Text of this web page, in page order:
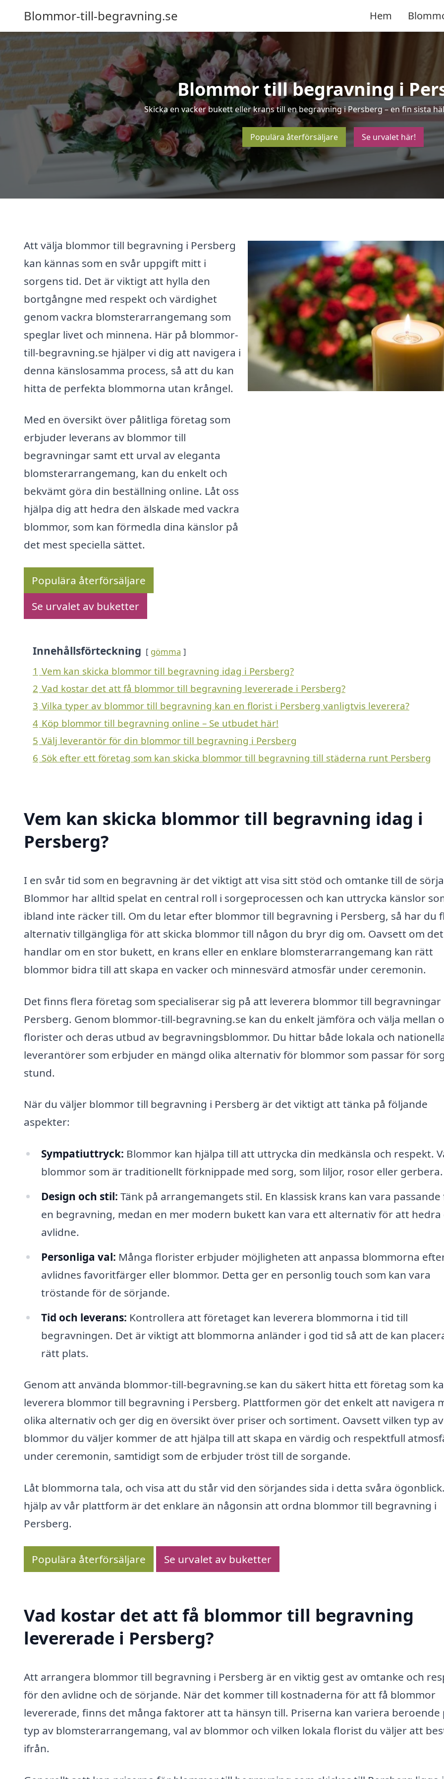
Blommor-till-begravning.se Hem
Blommor till begravning i
Skicka en vacker bukett eller krans till en begravning i Persberg – en fin sista
Populära återförsäljare Se urvalet här!
Att välja blommor till begravning i Persberg
kan kännas som en svår uppgift mitt i
sorgens tid. Det är viktigt att hylla den
bortgångne med respekt och värdighet
genom vackra blomsterarrangemang som
speglar livet och minnena. Här på blommor-
till-begravning.se hjälper vi dig att navigera i
denna känslosamma process, så att du kan
hitta de perfekta blommorna utan krångel.
Med en översikt över pålitliga företag som
erbjuder leverans av blommor till
begravningar samt ett urval av eleganta
blomsterarrangemang, kan du enkelt och
bekvämt göra din beställning online. Låt oss
hjälpa dig att hedra den älskade med vackra
blommor, som kan förmedla dina känslor på
det mest speciella sättet.
Populära återförsäljare
Se urvalet av buketter
Innehållsförteckning gömma
1 Vem kan skicka blommor till begravning idag i Persberg?
2 Vad kostar det att få blommor till begravning levererade i Persberg?
3 Vilka typer av blommor till begravning kan en florist i Persberg vanligtvis leverera?
4 Köp blommor till begravning online – Se utbudet här!
5 Välj leverantör för din blommor till begravning i Persberg
6 Sök efter ett företag som kan skicka blommor till begravning till städerna runt Persberg
Vem kan skicka blommor till begravning idag i
Persberg?
I en svår tid som en begravning är det viktigt att visa sitt stöd och omtanke till de
Blommor har alltid spelat en central roll i sorgeprocessen och kan uttrycka känslor
ibland inte räcker till. Om du letar efter blommor till begravning i Persberg, så har du
alternativ tillgängliga för att skicka blommor till någon du bryr dig om. Oavsett om det
handlar om en stor bukett, en krans eller en enklare blomsterarrangemang kan rätt
blommor bidra till att skapa en vacker och minnesvärd atmosfär under ceremonin.
Det finns flera företag som specialiserar sig på att leverera blommor till begravningar
Persberg. Genom blommor-till-begravning.se kan du enkelt jämföra och välja mellan
florister och deras utbud av begravningsblommor. Du hittar både lokala och
leverantörer som erbjuder en mängd olika alternativ för blommor som passar för
stund.
När du väljer blommor till begravning i Persberg är det viktigt att tänka på följande
aspekter:
Sympatiuttryck: Blommor kan hjälpa till att uttrycka din medkänsla och respekt.
blommor som är traditionellt förknippade med sorg, som liljor, rosor eller gerbera.
Design och stil: Tänk på arrangemangets stil. En klassisk krans kan vara
en begravning, medan en mer modern bukett kan vara ett alternativ för att hedra
avlidne.
Personliga val: Många florister erbjuder möjligheten att anpassa blommorna
avlidnes favoritfärger eller blommor. Detta ger en personlig touch som kan vara
tröstande för de sörjande.
Tid och leverans: Kontrollera att företaget kan leverera blommorna i tid till
begravningen. Det är viktigt att blommorna anländer i god tid så att de kan
rätt plats.
Genom att använda blommor-till-begravning.se kan du säkert hitta ett företag som
leverera blommor till begravning i Persberg. Plattformen gör det enkelt att navigera
olika alternativ och ger dig en översikt över priser och sortiment. Oavsett vilken typ av
blommor du väljer kommer de att hjälpa till att skapa en värdig och respektfull
under ceremonin, samtidigt som de erbjuder tröst till de sorgande.
Låt blommorna tala, och visa att du står vid den sörjandes sida i detta svåra
hjälp av vår plattform är det enklare än någonsin att ordna blommor till begravning i
Persberg.
Populära återförsäljare Se urvalet av buketter
Vad kostar det att få blommor till begravning
levererade i Persberg?
Att arrangera blommor till begravning i Persberg är en viktig gest av omtanke och
för den avlidne och de sörjande. När det kommer till kostnaderna för att få blommor
levererade, finns det många faktorer att ta hänsyn till. Priserna kan variera beroende
typ av blomsterarrangemang, val av blommor och vilken lokala florist du väljer att
ifrån.